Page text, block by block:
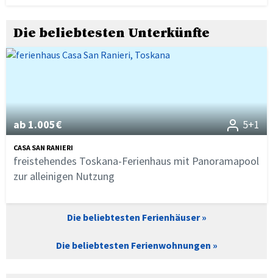
Die beliebtesten Unterkünfte
ab 1.005€ 5+1
CASA SAN RANIERI
freistehendes Toskana-Ferienhaus mit Panoramapool
zur alleinigen Nutzung
Die beliebtesten Ferienhäuser
Die beliebtesten Ferienwohnungen